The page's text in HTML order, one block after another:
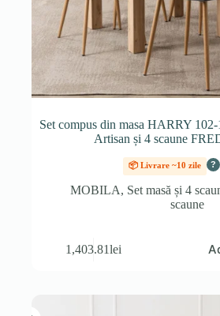
Set compus din masa HARRY
Artisan și 4 scaune
📦 Livrare ~10 zile ?
MOBILA, Set masă și 4
scaune
1,403.81lei